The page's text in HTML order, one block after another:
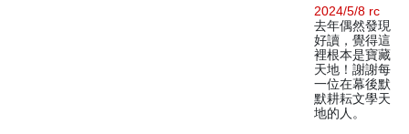
2024/5/8 rc
去年偶然發現
好讀，覺得這
裡根本是寶藏
天地！謝謝每
一位在幕後默
默耕耘文學天
地的人。